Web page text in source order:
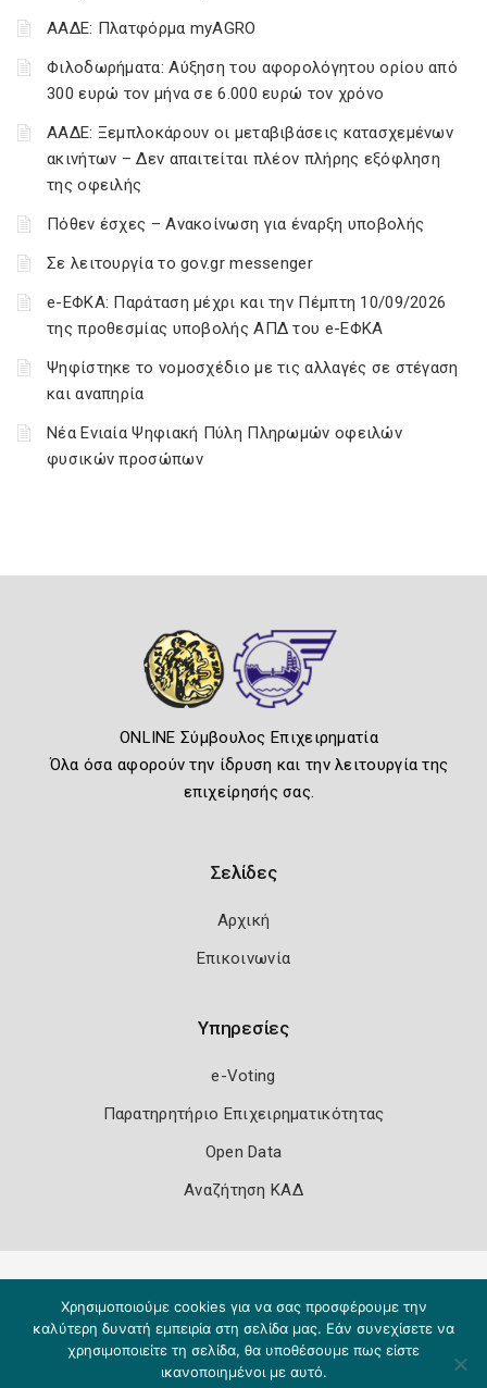
ΑΑΔΕ: Πλατφόρμα myAGRO
Φιλοδωρήματα: Αύξηση του αφορολόγητου ορίου από
300 ευρώ τον μήνα σε 6.000 ευρώ τον χρόνο
ΑΑΔΕ: Ξεμπλοκάρουν οι μεταβιβάσεις κατασχεμένων
ακινήτων – Δεν απαιτείται πλέον πλήρης εξόφληση
της οφειλής
Πόθεν έσχες – Ανακοίνωση για έναρξη υποβολής
Σε λειτουργία το gov.gr messenger
e-ΕΦΚΑ: Παράταση μέχρι και την Πέμπτη 10/09/2026
της προθεσμίας υποβολής ΑΠΔ του e-ΕΦΚΑ
Ψηφίστηκε το νομοσχέδιο με τις αλλαγές σε στέγαση
και αναπηρία
Νέα Ενιαία Ψηφιακή Πύλη Πληρωμών οφειλών
φυσικών προσώπων
ONLINE Σύμβουλος Επιχειρηματία
Όλα όσα αφορούν την ίδρυση και την λειτουργία της
επιχείρησής σας.
Σελίδες
Αρχική
Επικοινωνία
Υπηρεσίες
e-Voting
Παρατηρητήριο Επιχειρηματικότητας
Open Data
Αναζήτηση ΚΑΔ
Χρησιμοποιούμε cookies για να σας προσφέρουμε την
καλύτερη δυνατή εμπειρία στη σελίδα μας. Εάν συνεχίσετε να
χρησιμοποιείτε τη σελίδα, θα υποθέσουμε πως είστε
ικανοποιημένοι με αυτό.
Copyright 2026 Knowledge A.E.